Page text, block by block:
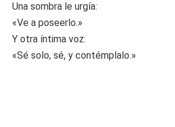
Una sombra le urgía:
«Ve a poseerlo.»
Y otra íntima voz:
«Sé solo, sé, y contémplalo.»